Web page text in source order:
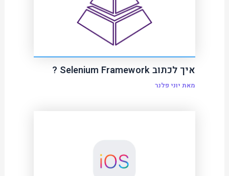
איך לכתוב Selenium Framework ?
מאת יוני פלנר